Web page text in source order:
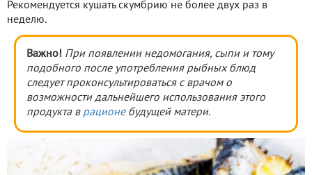
Рекомендуется кушать скумбрию не более двух раз в
неделю.
Важно! При появлении недомогания, сыпи и тому
подобного после употребления рыбных блюд
следует проконсультироваться с врачом о
возможности дальнейшего использования этого
продукта в рационебудущей матери.